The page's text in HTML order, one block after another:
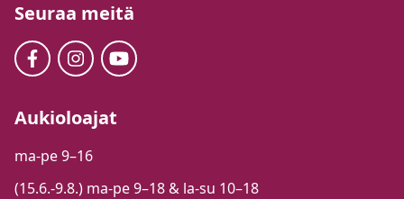
Seuraa meitä
Aukioloajat
ma-pe 9–16
(15.6.-9.8.) ma-pe 9–18 & la-su 10–18